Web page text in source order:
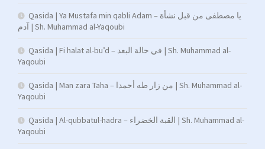
Qasida | Ya Mustafa min qabli Adam – يا مصطفى من قبل نشأة
آدم | Sh. Muhammad al-Yaqoubi
Qasida | Fi halat al-bu’d – في حالة البعد | Sh. Muhammad al-
Yaqoubi
Qasida | Man zara Taha – من زار طه أحمدا | Sh. Muhammad al-
Yaqoubi
Qasida | Al-qubbatul-hadra – القبة الخضراء | Sh. Muhammad al-
Yaqoubi